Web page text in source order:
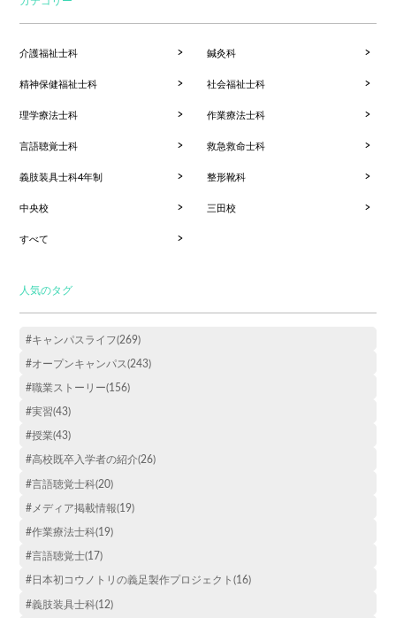
介護福祉士科 鍼灸科
精神保健福祉士科 社会福祉士科
理学療法士科 作業療法士科
言語聴覚士科 救急救命士科
義肢装具士科4年制 整形靴科
中央校 三田校
すべて
人気のタグ
#キャンパスライフ(269)
#オープンキャンパス(243)
#職業ストーリー(156)
#実習(43)
#授業(43)
#高校既卒入学者の紹介(26)
#言語聴覚士科(20)
#メディア掲載情報(19)
#作業療法士科(19)
#言語聴覚士(17)
#日本初コウノトリの義足製作プロジェクト(16)
#義肢装具士科(12)